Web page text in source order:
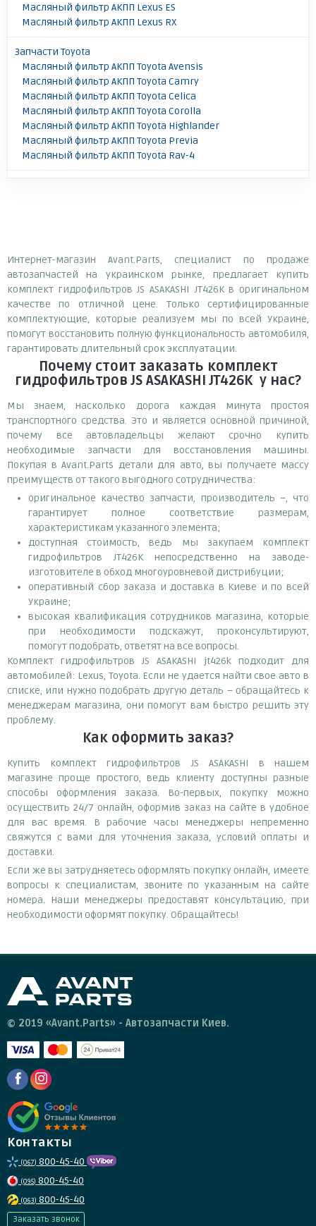
Масляный фильтр АКПП Lexus ES
Масляный фильтр АКПП Lexus RX
Запчасти Toyota
Масляный фильтр АКПП Toyota Avensis
Масляный фильтр АКПП Toyota Camry
Масляный фильтр АКПП Toyota Celica
Масляный фильтр АКПП Toyota Corolla
Масляный фильтр АКПП Toyota Highlander
Масляный фильтр АКПП Toyota Previa
Масляный фильтр АКПП Toyota Rav-4
Интернет-магазин Avant.Parts, специалист по продаже
автозапчастей на украинском рынке, предлагает купить
комплект гидрофильтров JS ASAKASHI JT426K в оригинальном
качестве по отличной цене. Только сертифицированные
комплектующие, которые реализуем мы по всей Украине,
помогут восстановить полную функциональность автомобиля,
гарантировать длительный срок эксплуатации.
Почему стоит заказать комплект
гидрофильтров JS ASAKASHI JT426K у нас?
Мы знаем, насколько дорога каждая минута простоя
транспортного средства. Это и является основной причиной,
почему все автовладельцы желают срочно купить
необходимые запчасти для восстановления машины.
Покупая в Avant.Parts детали для авто, вы получаете массу
преимуществ от такого выгодного сотрудничества:
оригинальное качество запчасти, производитель –, что
гарантирует полное соответствие размерам,
характеристикам указанного элемента;
доступная стоимость, ведь мы закупаем комплект
гидрофильтров JT426K непосредственно на заводе-
изготовителе в обход многоуровневой дистрибуции;
оперативный сбор заказа и доставка в Киеве и по всей
Украине;
высокая квалификация сотрудников магазина, которые
при необходимости подскажут, проконсультируют,
помогут подобрать, ответят на все вопросы.
Комплект гидрофильтров JS ASAKASHI jt426k подходит для
автомобилей: Lexus, Toyota. Если не удается найти свое авто в
списке, или нужно подобрать другую деталь – обращайтесь к
менеджерам магазина, они помогут вам быстро решить эту
проблему.
Как оформить заказ?
Купить комплект гидрофильтров JS ASAKASHI в нашем
магазине проще простого, ведь клиенту доступны разные
способы оформления заказа. Во-первых, покупку можно
осуществить 24/7 онлайн, оформив заказ на сайте в удобное
для вас время. В рабочие часы менеджеры непременно
свяжутся с вами для уточнения заказа, условий оплаты и
доставки.
Если же вы затрудняетесь оформлять покупку онлайн, имеете
вопросы к специалистам, звоните по указанным на сайте
номера. Наши менеджеры предоставят консультацию, при
необходимости оформят покупку. Обращайтесь!
© 2019 «Avant.Parts» - Автозапчасти Киев.
Контакты
(067) 800-45-40
(095) 800-45-40
(063) 800-45-40
Заказать звонок